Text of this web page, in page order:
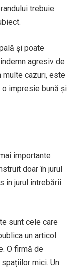
trebuie
și poate
agresiv de
multe cazuri, este
impresie bună și
importante
doar în jurul
în jurul întrebării
sunt cele care
un articol
O firmă de
mici. Un